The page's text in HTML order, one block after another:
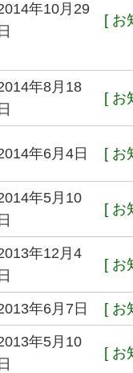
年10月29
日
[ お
年8月18
日
[ お
年6月4日 [ お
年5月10
日
[ お
年12月4
日
[ お
年6月7日 [ お
年5月10
日
[ お